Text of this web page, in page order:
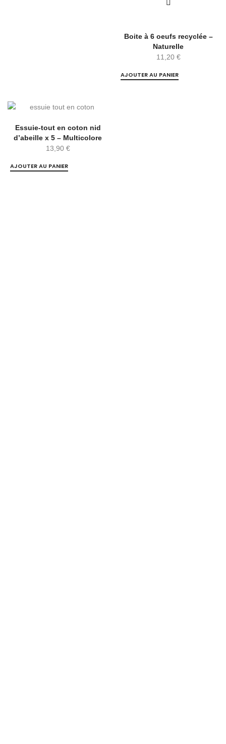
Boite à 6 oeufs recyclée –
Naturelle
11,20 €
AJOUTER AU PANIER
Essuie-tout en coton nid
d’abeille x 5 – Multicolore
13,90 €
AJOUTER AU PANIER